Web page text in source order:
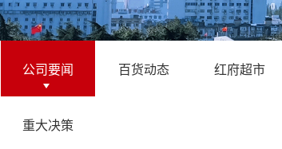
公司要闻 百货动态 红府超市
重大决策